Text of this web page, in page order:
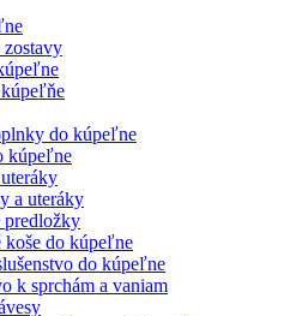
do kúpeľne
kúpeľne
a uteráky
koše do kúpeľne
do kúpeľne
k sprchám a vaniam